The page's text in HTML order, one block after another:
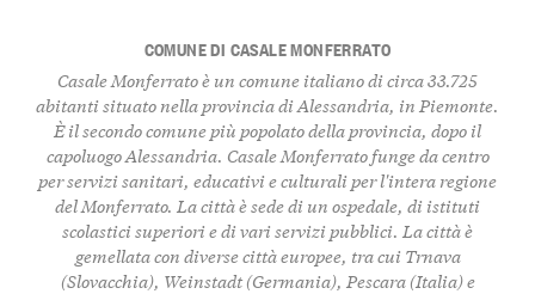
COMUNE DI CASALE MONFERRATO
Casale Monferrato è un comune italiano di circa 33.725
abitanti situato nella provincia di Alessandria, in Piemonte.
È il secondo comune più popolato della provincia, dopo il
capoluogo Alessandria. Casale Monferrato funge da centro
per servizi sanitari, educativi e culturali per l'intera regione
del Monferrato. La città è sede di un ospedale, di istituti
scolastici superiori e di vari servizi pubblici. La città è
gemellata con diverse città europee, tra cui Trnava
(Slovacchia), Weinstadt (Germania), Pescara (Italia) e